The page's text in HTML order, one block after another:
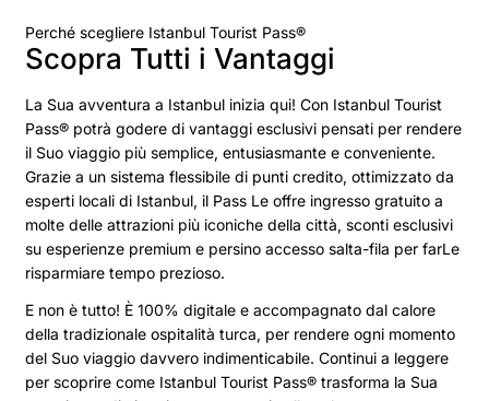
Perché scegliere Istanbul Tourist Pass®
Scopra Tutti i Vantaggi
La Sua avventura a Istanbul inizia qui! Con Istanbul Tourist
Pass® potrà godere di vantaggi esclusivi pensati per rendere
il Suo viaggio più semplice, entusiasmante e conveniente.
Grazie a un sistema flessibile di punti credito, ottimizzato da
esperti locali di Istanbul, il Pass Le offre ingresso gratuito a
molte delle attrazioni più iconiche della città, sconti esclusivi
su esperienze premium e persino accesso salta-fila per farLe
risparmiare tempo prezioso.
E non è tutto! È 100% digitale e accompagnato dal calore
della tradizionale ospitalità turca, per rendere ogni momento
del Suo viaggio davvero indimenticabile. Continui a leggere
per scoprire come Istanbul Tourist Pass® trasforma la Sua